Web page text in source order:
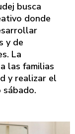
busca
donde
y de
La
las familias
y realizar el
sábado.